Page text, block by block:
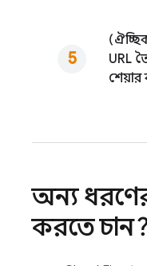
URL
অন্য
করতে